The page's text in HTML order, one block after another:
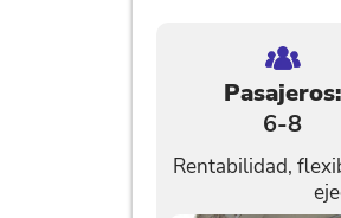
Pasajeros:
6-8
Rentabilidad,